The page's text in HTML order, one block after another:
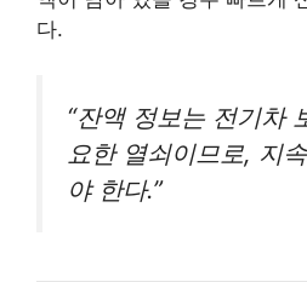
다.
“잔액 정보는 전기차
요한 열쇠이므로, 지
야 한다.”